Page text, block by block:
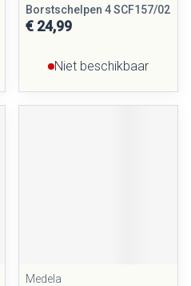
Borstschelpen 4 SCF157/02
€ 24,99
Niet beschikbaar
Medela